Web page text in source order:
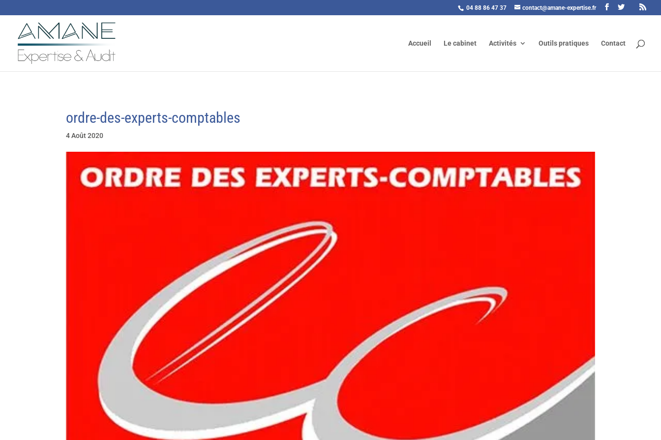
04 88 86 47 37 contact@amane-expertise.fr
Accueil Le cabinet Activités Outils pratiques Contact
ordre-des-experts-comptables
4 Août 2020